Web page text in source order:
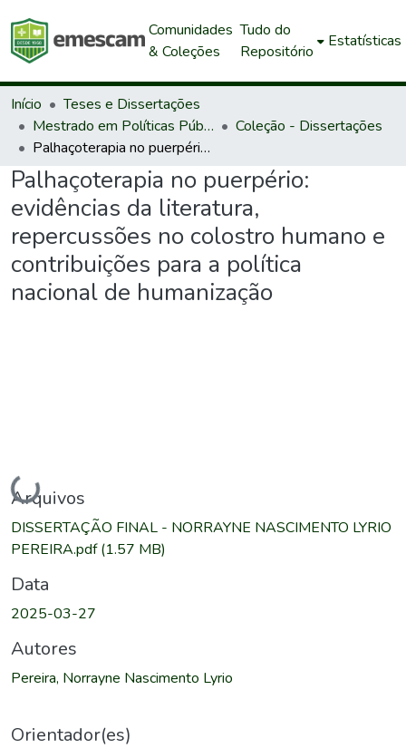
Comunidades
& Coleções
Tudo do
Repositório
Estatísticas
Início
Teses e Dissertações
Mestrado em Políticas Públicas e Desenvolvimento Local
Coleção - Dissertações
Palhaçoterapia no puerpério: evidências da literatura, repercussões no colostro humano e contribuições para a política nacional de humanização
Palhaçoterapia no puerpério:
evidências da literatura,
repercussões no colostro humano e
contribuições para a política
nacional de humanização
Carregando...
Arquivos
DISSERTAÇÃO FINAL - NORRAYNE NASCIMENTO LYRIO
PEREIRA.pdf(1.57 MB)
Data
2025-03-27
Autores
Pereira, Norrayne Nascimento Lyrio
Orientador(es)